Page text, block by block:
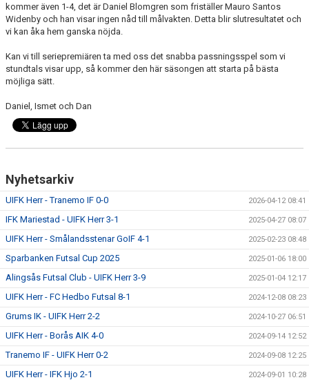
kommer även 1-4, det är Daniel Blomgren som friställer Mauro Santos
Widenby och han visar ingen nåd till målvakten. Detta blir slutresultatet och
vi kan åka hem ganska nöjda.
Kan vi till seriepremiären ta med oss det snabba passningsspel som vi
stundtals visar upp, så kommer den här säsongen att starta på bästa
möjliga sätt.
Daniel, Ismet och Dan
Nyhetsarkiv
UIFK Herr - Tranemo IF 0-0 2026-04-12 08:41
IFK Mariestad - UIFK Herr 3-1 2025-04-27 08:07
UIFK Herr - Smålandsstenar GoIF 4-1 2025-02-23 08:48
Sparbanken Futsal Cup 2025 2025-01-06 18:00
Alingsås Futsal Club - UIFK Herr 3-9 2025-01-04 12:17
UIFK Herr - FC Hedbo Futsal 8-1 2024-12-08 08:23
Grums IK - UIFK Herr 2-2 2024-10-27 06:51
UIFK Herr - Borås AIK 4-0 2024-09-14 12:52
Tranemo IF - UIFK Herr 0-2 2024-09-08 12:25
UIFK Herr - IFK Hjo 2-1 2024-09-01 10:28